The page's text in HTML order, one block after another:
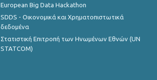
European Big Data Hackathon
SDDS - Οικονομικά και Χρηματοπιστωτικά
δεδομένα
Στατιστική Επιτροπή των Ηνωμένων Εθνών (UN
STATCOM)